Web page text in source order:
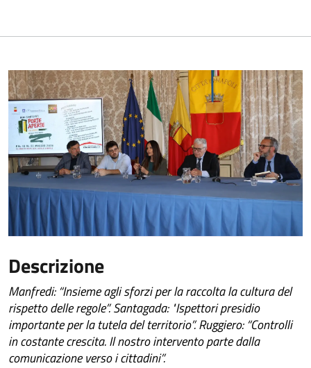
Descrizione
Manfredi: “Insieme agli sforzi per la raccolta la cultura del
rispetto delle regole”. Santagada: "Ispettori presidio
importante per la tutela del territorio”. Ruggiero: “Controlli
in costante crescita. Il nostro intervento parte dalla
comunicazione verso i cittadini”.